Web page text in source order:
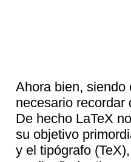
Ahora bien, siendo
necesario recordar
De hecho LaTeX
su objetivo
y el tipógrafo